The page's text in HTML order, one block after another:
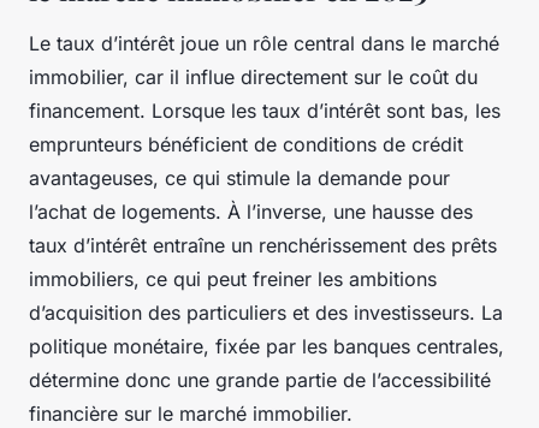
Le taux d’intérêt joue un rôle central dans le marché
immobilier, car il influe directement sur le coût du
financement. Lorsque les taux d’intérêt sont bas, les
emprunteurs bénéficient de conditions de crédit
avantageuses, ce qui stimule la demande pour
l’achat de logements. À l’inverse, une hausse des
taux d’intérêt entraîne un renchérissement des prêts
immobiliers, ce qui peut freiner les ambitions
d’acquisition des particuliers et des investisseurs. La
politique monétaire, fixée par les banques centrales,
détermine donc une grande partie de l’accessibilité
financière sur le marché immobilier.